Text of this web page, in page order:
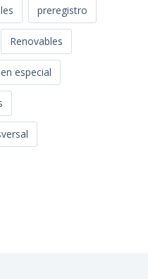
preregistro
Renovables
especial